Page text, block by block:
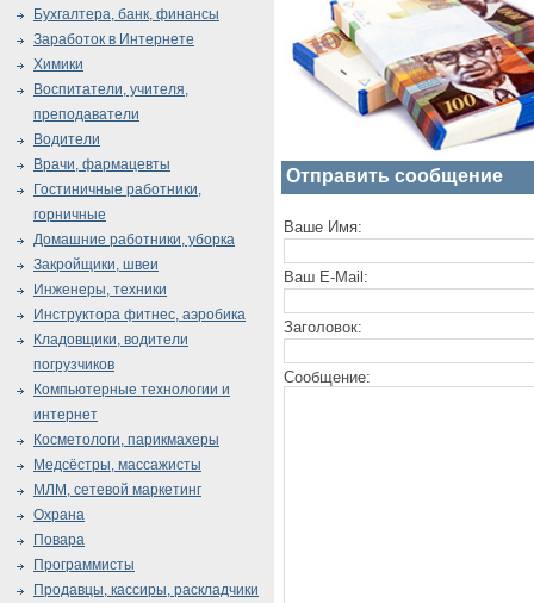
Отправить сообщение
Ваше Имя:
Ваш E-Mail:
Заголовок:
Сообщение:
Бухгалтера, банк, финансы
Заработок в Интернете
Химики
Воспитатели, учителя,
преподаватели
Водители
Врачи, фармацевты
Гостиничные работники,
горничные
Домашние работники, уборка
Закройщики, швеи
Инженеры, техники
Инструктора фитнес, аэробика
Кладовщики, водители
погрузчиков
Компьютерные технологии и
интернет
Косметологи, парикмахеры
Медсёстры, массажисты
МЛМ, сетевой маркетинг
Охрана
Повара
Программисты
Продавцы, кассиры, раскладчики